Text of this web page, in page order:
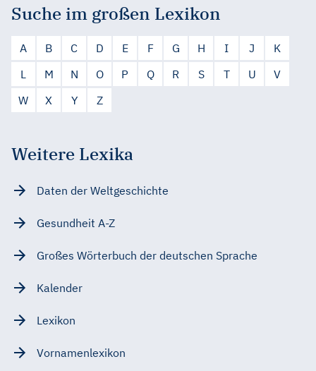
Suche im großen Lexikon
A B C D E F G H I J
K
L
M N O P Q R S T U
V
W
X Y Z
Weitere Lexika
Daten der Weltgeschichte
Gesundheit A-Z
Großes Wörterbuch der deutschen Sprache
Kalender
Lexikon
Vornamenlexikon